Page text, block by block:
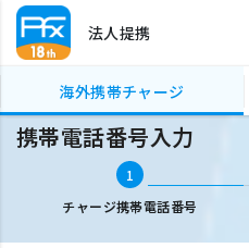
法人提携
海外携帯チャージ
海外携帯チャージ 携帯電話番号入力
携帯電話番号入力
1
チャージ携帯電話番号